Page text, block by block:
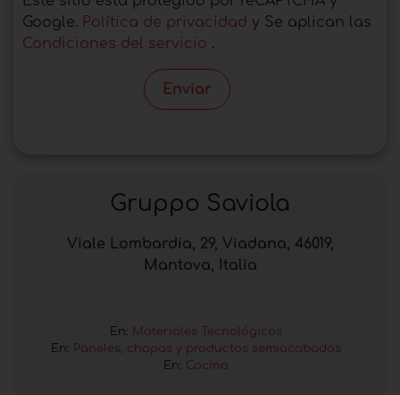
Google. Política de privacidad y Se aplican las
Condiciones del servicio .
Enviar
Gruppo Saviola
Viale Lombardia, 29, Viadana, 46019,
Mantova, Italia
En: Materiales Tecnológicos
En: Paneles, chapas y productos semiacabados
En: Cocina